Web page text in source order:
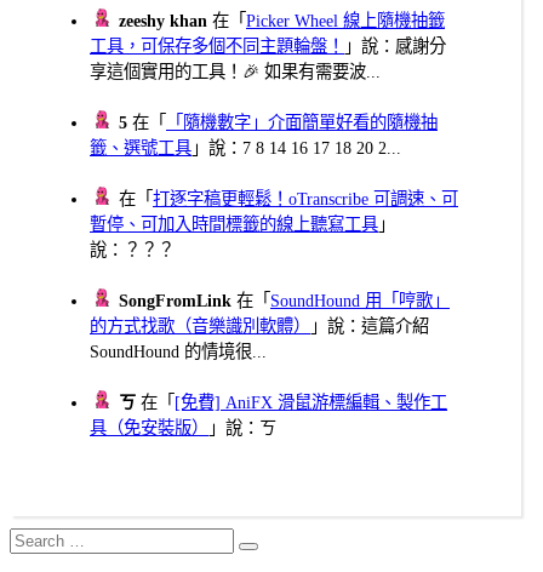
zeeshy khan 在「Picker Wheel 線上隨機抽籤
工具，可保存多個不同主題輪盤！
」說：感謝分
享這個實用的工具！🎉 如果有需要波...
5 在「
「隨機數字」介面簡單好看的隨機抽
籤、選號工具 」說：7 8 14 16 17 18 20 2...
在「打逐字稿更輕鬆！oTranscribe 可調速、可
暫停、可加入時間標籤的線上聽寫工具 」
說：？？？
SongFromLink 在「 SoundHound 用「哼歌」
的方式找歌（音樂識別軟體）
」說：這篇介紹
SoundHound 的情境很...
ㄎ 在「 [免費] AniFX 滑鼠游標編輯、製作工
具（免安裝版）
」說：ㄎ
Search
for:
Search